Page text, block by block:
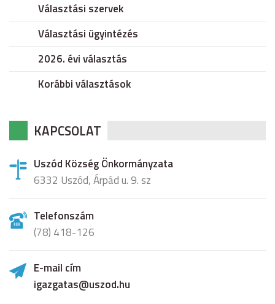
Választási szervek
Választási ügyintézés
2026. évi választás
Korábbi választások
KAPCSOLAT
Uszód Község Önkormányzata
6332 Uszód, Árpád u. 9. sz
Telefonszám
(78) 418-126
E-mail cím
igazgatas@uszod.hu